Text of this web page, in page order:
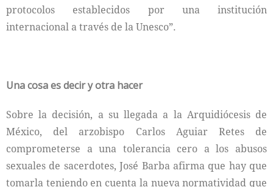
protocolos establecidos por una institución
internacional a través de la Unesco”.
Una cosa es decir y otra hacer
Sobre la decisión, a su llegada a la Arquidiócesis de
México, del arzobispo Carlos Aguiar Retes de
comprometerse a una tolerancia cero a los abusos
sexuales de sacerdotes, José Barba afirma que hay que
tomarla teniendo en cuenta la nueva normatividad que